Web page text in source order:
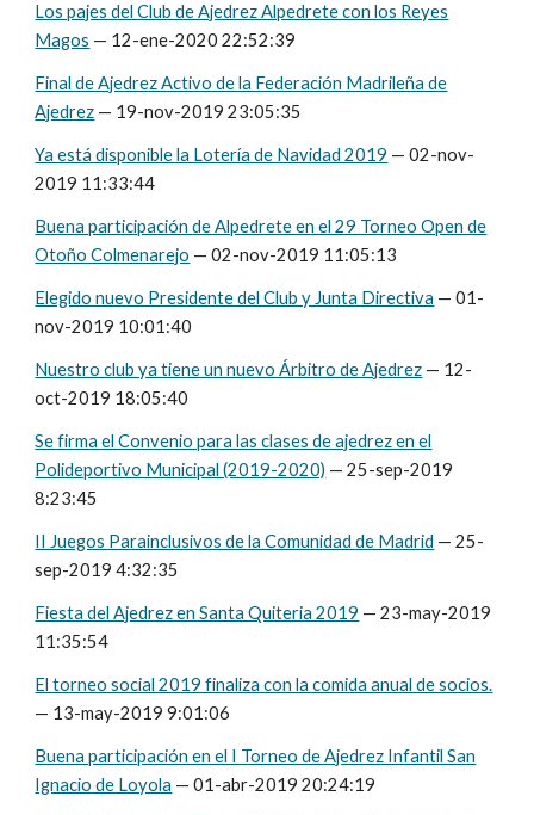
Los pajes del Club de Ajedrez Alpedrete con los Reyes
Magos — 12-ene-2020 22:52:39
Final de Ajedrez Activo de la Federación Madrileña de
Ajedrez — 19-nov-2019 23:05:35
Ya está disponible la Lotería de Navidad 2019 — 02-nov-
2019 11:33:44
Buena participación de Alpedrete en el 29 Torneo Open de
Otoño Colmenarejo — 02-nov-2019 11:05:13
Elegido nuevo Presidente del Club y Junta Directiva — 01-
nov-2019 10:01:40
Nuestro club ya tiene un nuevo Árbitro de Ajedrez — 12-
oct-2019 18:05:40
Se firma el Convenio para las clases de ajedrez en el
Polideportivo Municipal (2019-2020) — 25-sep-2019
8:23:45
II Juegos Parainclusivos de la Comunidad de Madrid — 25-
sep-2019 4:32:35
Fiesta del Ajedrez en Santa Quiteria 2019 — 23-may-2019
11:35:54
El torneo social 2019 finaliza con la comida anual de socios.
— 13-may-2019 9:01:06
Buena participación en el I Torneo de Ajedrez Infantil San
Ignacio de Loyola — 01-abr-2019 20:24:19